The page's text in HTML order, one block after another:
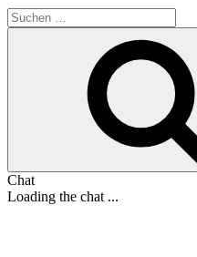
Suche
nach:
Chat
Loading the chat ...